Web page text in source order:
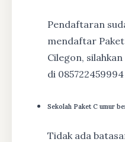
Pendaftaran
mendaftar
Cilegon,
di 085722459994
Sekolah Paket C umur
Tidak ada